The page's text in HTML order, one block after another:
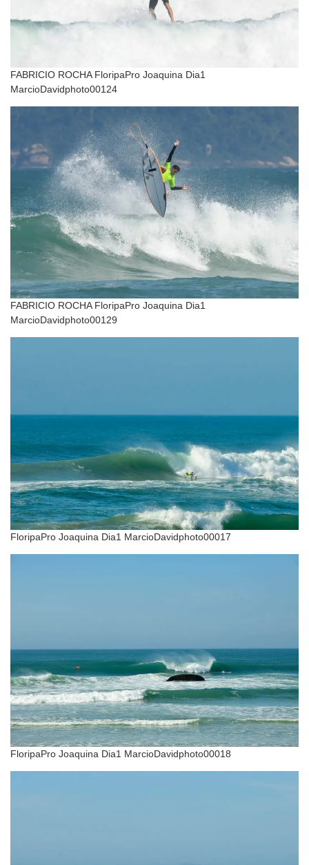
FABRICIO ROCHA FloripaPro Joaquina Dia1
MarcioDavidphoto00124
FABRICIO ROCHA FloripaPro Joaquina Dia1
MarcioDavidphoto00129
FloripaPro Joaquina Dia1 MarcioDavidphoto00017
FloripaPro Joaquina Dia1 MarcioDavidphoto00018